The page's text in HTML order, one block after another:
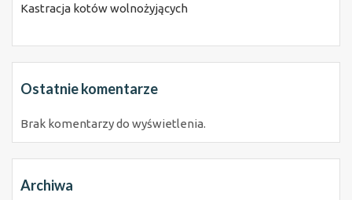
Kastracja kotów wolnożyjących
Ostatnie komentarze
Brak komentarzy do wyświetlenia.
Archiwa